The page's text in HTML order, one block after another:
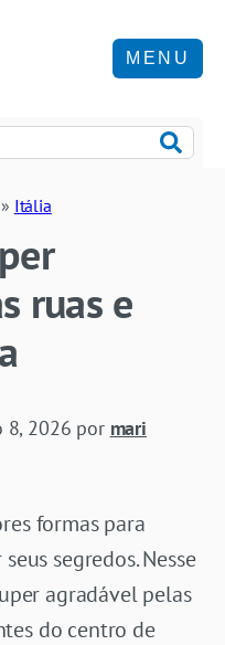
MENU
» Itália
ruas e
8, 2026 por mari
formas para
segredos. Nesse
agradável pelas
do centro de